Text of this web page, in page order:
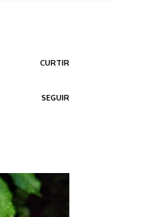
CURTIR
SEGUIR